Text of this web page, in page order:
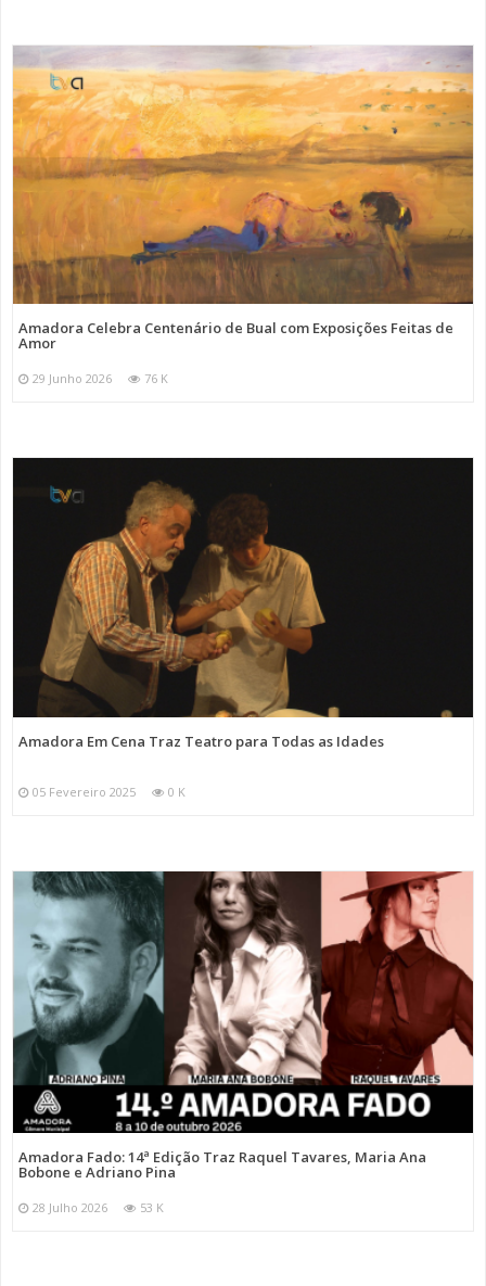
Amadora Celebra Centenário de Bual com Exposições Feitas de
Amor
29 Junho 2026 76 K
Amadora Em Cena Traz Teatro para Todas as Idades
05 Fevereiro 2025 0 K
Amadora Fado: 14ª Edição Traz Raquel Tavares, Maria Ana
Bobone e Adriano Pina
28 Julho 2026 53 K